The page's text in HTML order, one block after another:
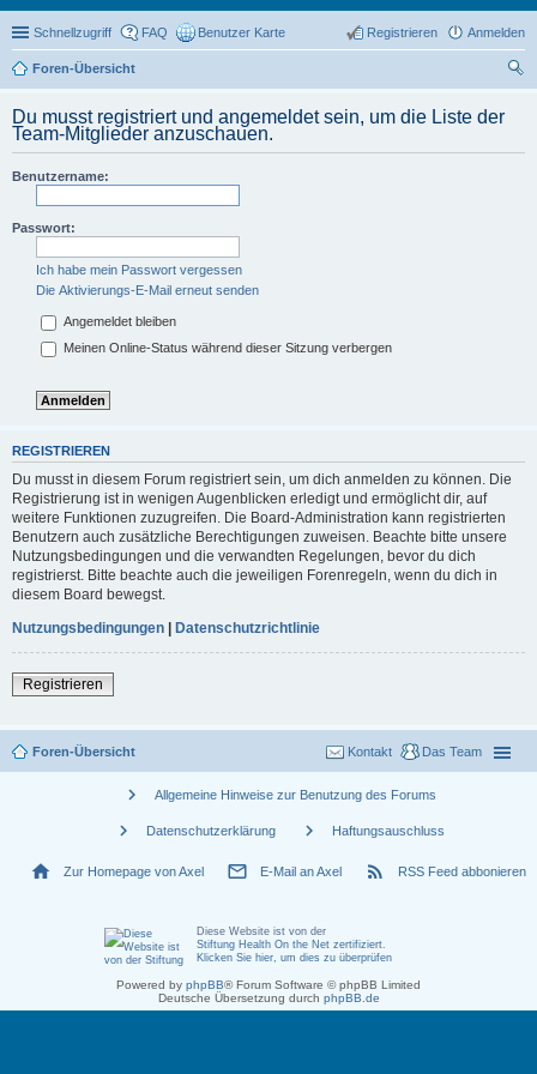
Schnellzugriff FAQ Benutzer Karte Anmelden
Registrieren
Foren-Übersicht
Du musst registriert und angemeldet sein, um die Liste der
Team-Mitglieder anzuschauen.
Benutzername:
Passwort:
Ich habe mein Passwort vergessen
Die Aktivierungs-E-Mail erneut senden
Angemeldet bleiben
Meinen Online-Status während dieser Sitzung verbergen
REGISTRIEREN
Du musst in diesem Forum registriert sein, um dich anmelden zu können. Die
Registrierung ist in wenigen Augenblicken erledigt und ermöglicht dir, auf
weitere Funktionen zuzugreifen. Die Board-Administration kann registrierten
Benutzern auch zusätzliche Berechtigungen zuweisen. Beachte bitte unsere
Nutzungsbedingungen und die verwandten Regelungen, bevor du dich
registrierst. Bitte beachte auch die jeweiligen Forenregeln, wenn du dich in
diesem Board bewegst.
Nutzungsbedingungen | Datenschutzrichtlinie
Registrieren
Foren-Übersicht Das Team
Kontakt
chevron_right Allgemeine Hinweise zur Benutzung des Forums
chevron_right Datenschutzerklärung chevron_right Haftungsauschluss
home Zur Homepage von Axel mail_outline E-Mail an Axel rss_feed RSS Feed abbonieren
Diese Website ist von der
Stiftung Health On the Net zertifiziert
Klicken Sie hier, um dies zu überprüfen
Powered by phpBB® Forum Software © phpBB Limited
Deutsche Übersetzung durch phpBB.de